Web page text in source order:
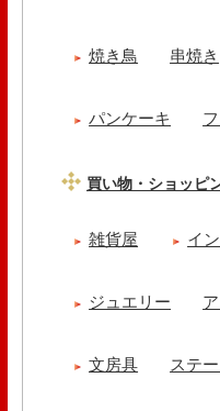
焼き鳥 串焼き
パンケーキ
買い物・ショッピ
雑貨屋 イ
ジュエリー
文房具 ステ